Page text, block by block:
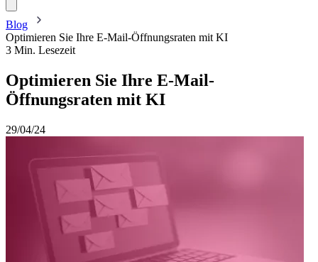
Blog
Optimieren Sie Ihre E-Mail-Öffnungsraten mit KI
3 Min. Lesezeit
Optimieren Sie Ihre E-Mail-
Öffnungsraten mit KI
29/04/24